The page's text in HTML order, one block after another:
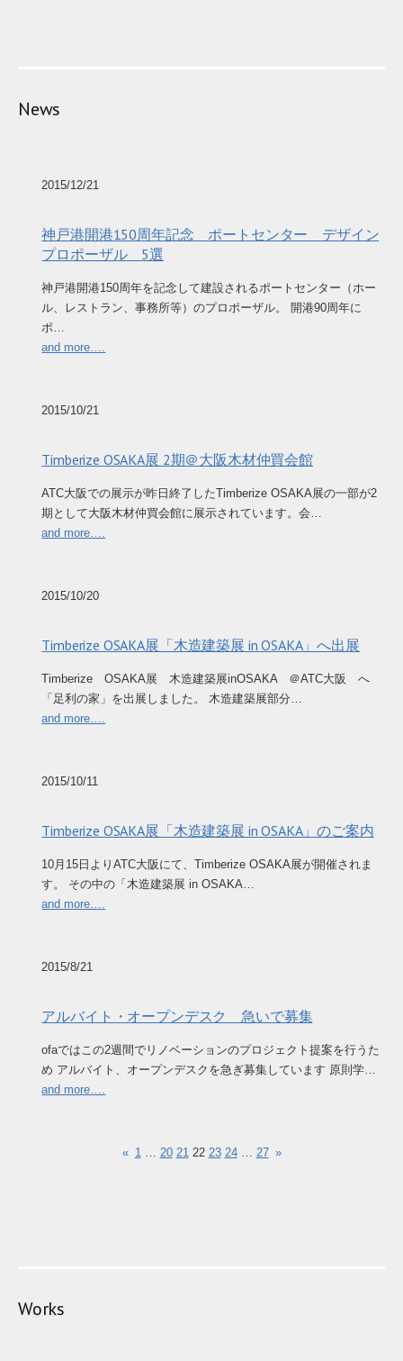
News
2015/12/21
神戸港開港150周年記念 ポートセンター デザイン
プロポーザル 5選
神戸港開港150周年を記念して建設されるポートセンター（ホー
ル、レストラン、事務所等）のプロポーザル。 開港90周年に
ポ…
and more….
2015/10/21
Timberize OSAKA展 2期＠大阪木材仲買会館
ATC大阪での展示が昨日終了したTimberize OSAKA展の一部が2
期として大阪木材仲買会館に展示されています。会…
and more….
2015/10/20
Timberize OSAKA展「木造建築展 in OSAKA」へ出展
Timberize OSAKA展 木造建築展inOSAKA ＠ATC大阪 へ
「足利の家」を出展しました。 木造建築展部分…
and more….
2015/10/11
Timberize OSAKA展「木造建築展 in OSAKA」のご案内
10月15日よりATC大阪にて、Timberize OSAKA展が開催されま
す。 その中の「木造建築展 in OSAKA…
and more….
2015/8/21
アルバイト・オープンデスク 急いで募集
ofaではこの2週間でリノベーションのプロジェクト提案を行うた
め アルバイト、オープンデスクを急ぎ募集しています 原則学…
and more….
« 1 … 20 21 22 23 24 … 27 »
Works